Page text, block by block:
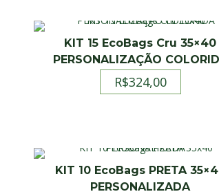
KIT 15 EcoBags Cru 35×40
PERSONALIZAÇÃO
R$324,00
KIT 10 EcoBags PRETA
PERSONALIZADA